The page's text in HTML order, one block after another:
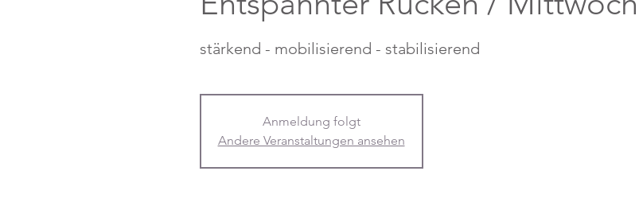
stärkend - mobilisierend - stabilisierend
Anmeldung folgt
Andere Veranstaltungen ansehen